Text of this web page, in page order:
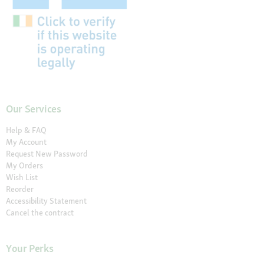
Our Services
Help & FAQ
My Account
Request New Password
My Orders
Wish List
Reorder
Accessibility Statement
Cancel the contract
Your Perks